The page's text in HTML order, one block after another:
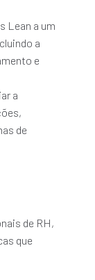
Lean a um
a
e
a
de
de RH,
que